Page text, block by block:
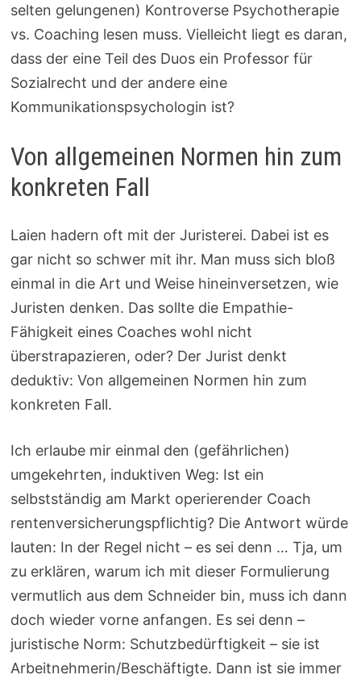
selten gelungenen) Kontroverse Psychotherapie
vs. Coaching lesen muss. Vielleicht liegt es daran,
dass der eine Teil des Duos ein Professor für
Sozialrecht und der andere eine
Kommunikationspsychologin ist?
Von allgemeinen Normen hin zum
konkreten Fall
Laien hadern oft mit der Juristerei. Dabei ist es
gar nicht so schwer mit ihr. Man muss sich bloß
einmal in die Art und Weise hineinversetzen, wie
Juristen denken. Das sollte die Empathie-
Fähigkeit eines Coaches wohl nicht
überstrapazieren, oder? Der Jurist denkt
deduktiv: Von allgemeinen Normen hin zum
konkreten Fall.
Ich erlaube mir einmal den (gefährlichen)
umgekehrten, induktiven Weg: Ist ein
selbstständig am Markt operierender Coach
rentenversicherungspflichtig? Die Antwort würde
lauten: In der Regel nicht – es sei denn … Tja, um
zu erklären, warum ich mit dieser Formulierung
vermutlich aus dem Schneider bin, muss ich dann
doch wieder vorne anfangen. Es sei denn –
juristische Norm: Schutzbedürftigkeit – sie ist
Arbeitnehmerin/Beschäftigte. Dann ist sie immer